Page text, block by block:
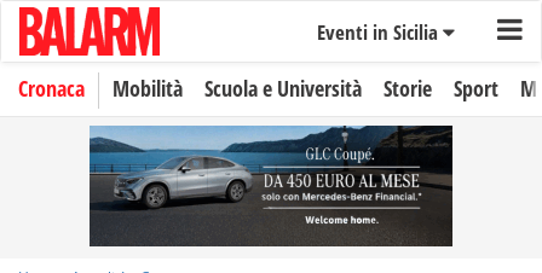
Eventi in Sicilia
Cronaca Mobilità Scuola e Università Storie Sport